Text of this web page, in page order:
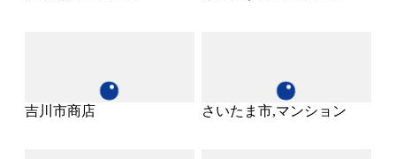
吉川市商店 さいたま市,マンション